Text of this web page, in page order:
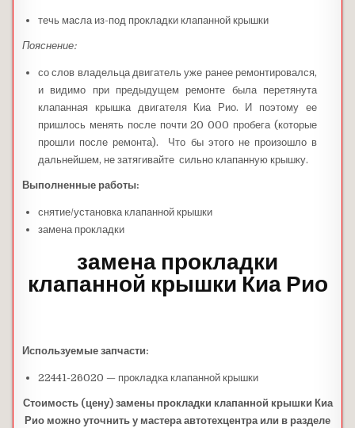
течь масла из-под прокладки клапанной крышки
Пояснение:
со слов владельца двигатель уже ранее ремонтировался,
и видимо при предыдущем ремонте была перетянута
клапанная крышка двигателя Киа Рио. И поэтому ее
пришлось менять после почти 20 000 пробега (которые
прошли после ремонта). Что бы этого не произошло в
дальнейшем, не затягивайте сильно клапанную крышку.
Выполненные работы:
снятие/установка клапанной крышки
замена прокладки
замена прокладки
клапанной крышки Киа Рио
Используемые запчасти:
22441-26020 — прокладка клапанной крышки
Стоимость (цену) замены прокладки клапанной крышки Киа
Рио можно уточнить у мастера автотехцентра или в разделе